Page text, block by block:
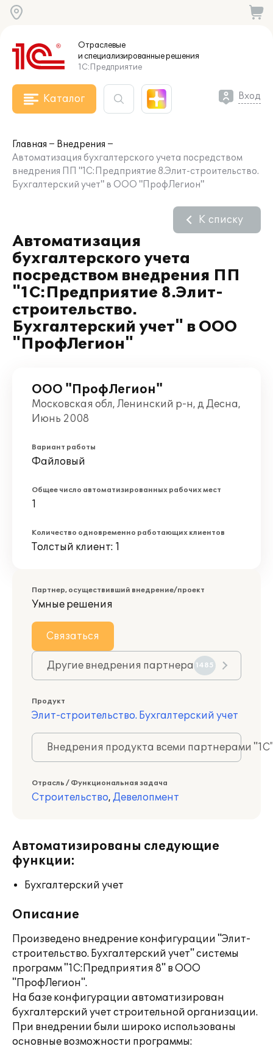
Отраслевые
и специализированныерешения
1С:Предприятие
Каталог Вход
Главная
Внедрения
Автоматизация бухгалтерского учета посредством
внедрения ПП "1С:Предприятие 8.Элит-строительство.
Бухгалтерский учет" в ООО "ПрофЛегион"
Автоматизация
бухгалтерского учета
посредством внедрения ПП
"1С:Предприятие 8.Элит-
строительство.
Бухгалтерский учет" в ООО
"ПрофЛегион"
К списку
ООО "ПрофЛегион"
Московская обл, Ленинский р-н, д Десна,
Июнь 2008
Вариант работы
Файловый
Общее число автоматизированных рабочих мест
1
Количество одновременно работающих клиентов
Толстый клиент: 1
Партнер, осуществивший внедрение/проект
Умные решения
Связаться
Другие внедрения партнера 1485
Продукт
Элит-строительство. Бухгалтерский учет
Внедрения продукта всеми партнерами
Отрасль / Функциональная задача
Строительство, Девелопмент
Автоматизированы следующие
функции:
Бухгалтерский учет
Описание
Произведено внедрение конфигурации "Элит-
строительство. Бухгалтерский учет" системы
программ "1С:Предприятия 8" в ООО
"ПрофЛегион".
На базе конфигурации автоматизирован
бухгалтерский учет строительной организации.
При внедрении были широко использованы
основные возможности программы: